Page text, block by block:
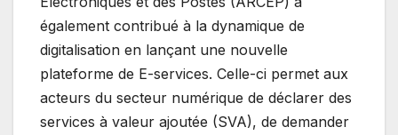
également contribué à la dynamique de
digitalisation en lançant une nouvelle
plateforme de E-services. Celle-ci permet aux
acteurs du secteur numérique de déclarer des
services à valeur ajoutée (SVA), de demander